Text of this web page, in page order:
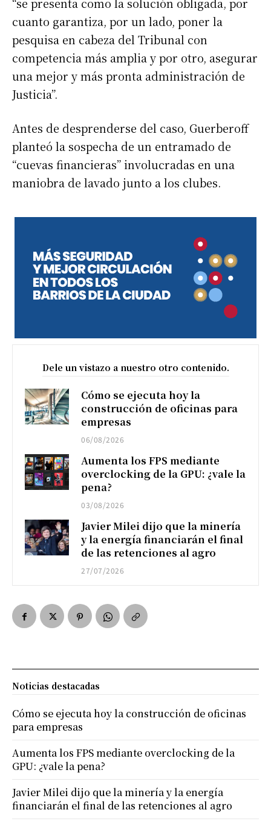
“se presenta como la solución obligada, por
cuanto garantiza, por un lado, poner la
pesquisa en cabeza del Tribunal con
competencia más amplia y por otro, asegurar
una mejor y más pronta administración de
Justicia”.
Antes de desprenderse del caso, Guerberoff
planteó la sospecha de un entramado de
“cuevas financieras” involucradas en una
maniobra de lavado junto a los clubes.
Dele un vistazo a nuestro otro contenido.
Cómo se ejecuta hoy la
construcción de oficinas para
empresas
06/08/2026
Aumenta los FPS mediante
overclocking de la GPU: ¿vale la
pena?
03/08/2026
Javier Milei dijo que la minería
y la energía financiarán el final
de las retenciones al agro
27/07/2026
Noticias destacadas
Cómo se ejecuta hoy la construcción de oficinas
para empresas
Aumenta los FPS mediante overclocking de la
GPU: ¿vale la pena?
Javier Milei dijo que la minería y la energía
financiarán el final de las retenciones al agro